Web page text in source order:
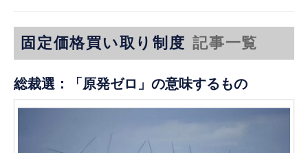
固定価格買い取り制度 記事一覧
総裁選：「原発ゼロ」の意味するもの